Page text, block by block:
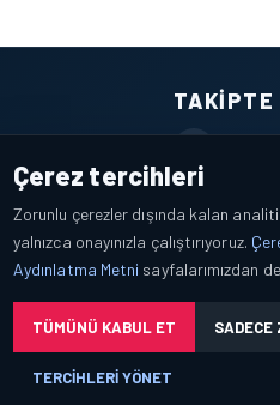
TAKIPTE
Çerez tercihleri
Zorunlu çerezler dışında kalan
yalnızca onayınızla çalıştırıyoruz.
Aydınlatma Metni sayfalarımızdan
TÜMÜNÜ KABUL ET SADECE
TERCIHLERI YÖNET